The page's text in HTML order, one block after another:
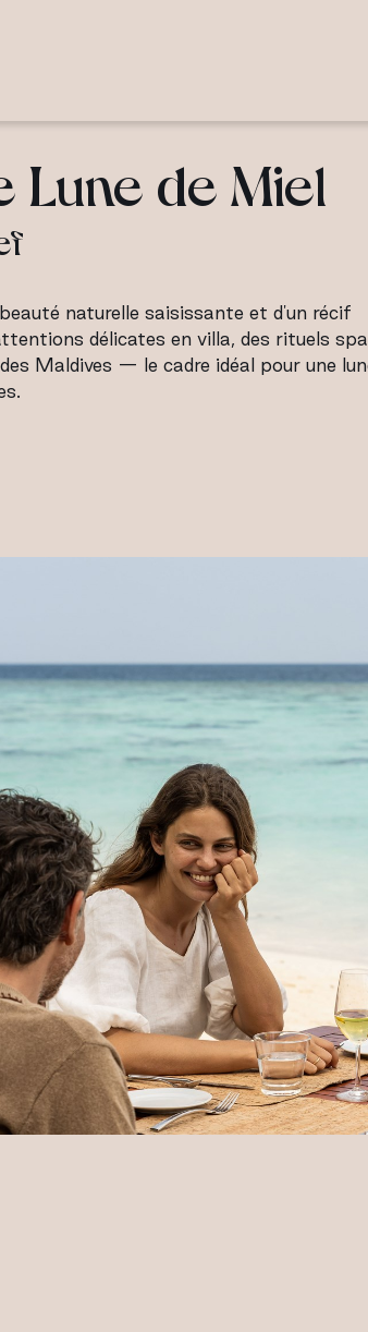
Lune de Miel
naturelle saisissante et d'un récif
délicates en villa, des rituels spa
Maldives — le cadre idéal pour une